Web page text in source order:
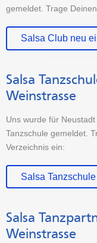
gemeldet. Trage
Salsa Club neu
Salsa
Weinstrasse
Uns wurde für
Tanzschule gemeldet.
Verzeichnis ein:
Salsa
Salsa
Weinstrasse